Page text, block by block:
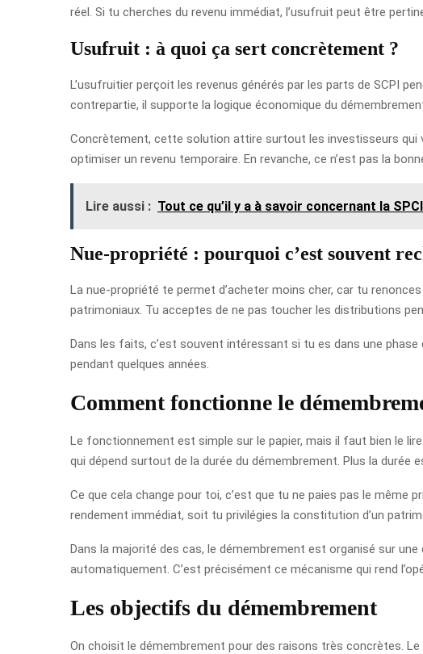
réel. Si tu cherches du revenu immédiat, l’usufruit peut être
Usufruit : à quoi ça sert concrètement ?
L’usufruitier perçoit les revenus générés par les parts de SCPI
contrepartie, il supporte la logique économique du
Concrètement, cette solution attire surtout les investisseurs qui
optimiser un revenu temporaire. En revanche, ce n’est pas la
Lire aussi : Tout ce qu’il y a à savoir concernant la
Nue-propriété : pourquoi c’est souvent
La nue-propriété te permet d’acheter moins cher, car tu
patrimoniaux. Tu acceptes de ne pas toucher les distributions
Dans les faits, c’est souvent intéressant si tu es dans une
pendant quelques années.
Comment fonctionne le
Le fonctionnement est simple sur le papier, mais il faut bien le
qui dépend surtout de la durée du démembrement. Plus la
Ce que cela change pour toi, c’est que tu ne paies pas le même
rendement immédiat, soit tu privilégies la constitution d’un
Dans la majorité des cas, le démembrement est organisé sur
automatiquement. C’est précisément ce mécanisme qui rend
Les objectifs du démembrement
On choisit le démembrement pour des raisons très concrètes.